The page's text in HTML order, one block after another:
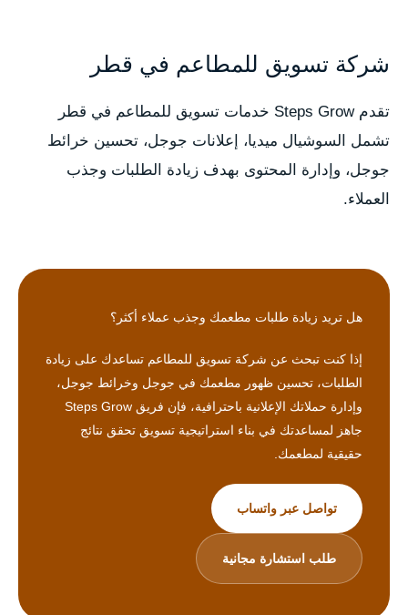
شركة تسويق للمطاعم في قطر
تقدم Steps Grow خدمات تسويق للمطاعم في قطر
تشمل السوشيال ميديا، إعلانات جوجل، تحسين خرائط
جوجل، وإدارة المحتوى بهدف زيادة الطلبات وجذب
العملاء.
هل تريد زيادة طلبات مطعمك وجذب عملاء أكثر؟
إذا كنت تبحث عن شركة تسويق للمطاعم تساعدك على زيادة
الطلبات، تحسين ظهور مطعمك في جوجل وخرائط جوجل،
وإدارة حملاتك الإعلانية باحترافية، فإن فريق Steps Grow
جاهز لمساعدتك في بناء استراتيجية تسويق تحقق نتائج
حقيقية لمطعمك.
تواصل عبر واتساب
طلب استشارة مجانية